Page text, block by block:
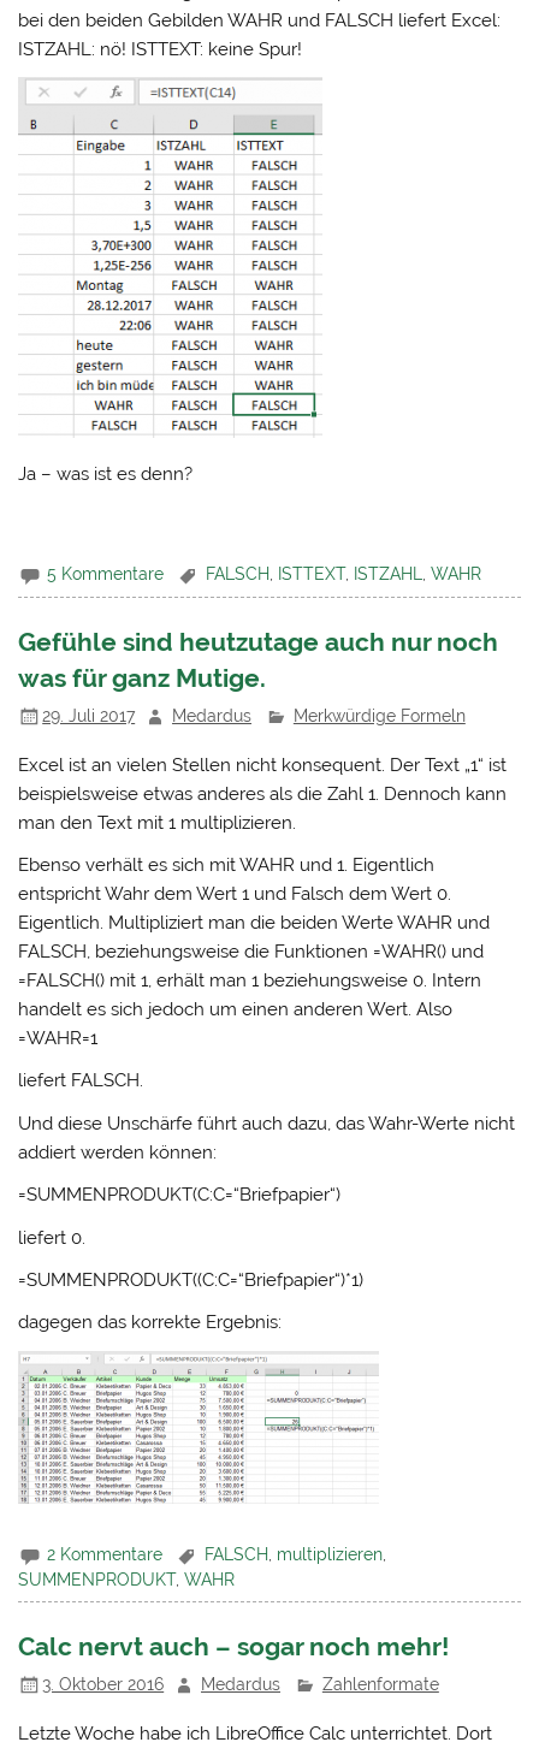
bei den beiden Gebilden WAHR und FALSCH liefert Excel:
ISTZAHL: nö! ISTTEXT: keine Spur!
Ja – was ist es denn?
5 Kommentare FALSCH ISTTEXT, ISTZAHL ,WAHR
Gefühle sind heutzutage auch nur noch
was für ganz Mutige.
29. Juli 2017 Medardus Merkwürdige Formeln
Excel ist an vielen Stellen nicht konsequent. Der Text „1“ ist
beispielsweise etwas anderes als die Zahl 1. Dennoch kann
man den Text mit 1 multiplizieren.
Ebenso verhält es sich mit WAHR und 1. Eigentlich
entspricht Wahr dem Wert 1 und Falsch dem Wert 0.
Eigentlich. Multipliziert man die beiden Werte WAHR und
FALSCH, beziehungsweise die Funktionen =WAHR() und
=FALSCH() mit 1, erhält man 1 beziehungsweise 0. Intern
handelt es sich jedoch um einen anderen Wert. Also
=WAHR=1
liefert FALSCH.
Und diese Unschärfe führt auch dazu, das Wahr-Werte nicht
addiert werden können:
=SUMMENPRODUKT(C:C=“Briefpapier“)
liefert 0.
=SUMMENPRODUKT((C:C=“Briefpapier“)*1)
dagegen das korrekte Ergebnis:
2 Kommentare FALSCH multiplizieren
SUMMENPRODUKT,WAHR
Calc nervt auch – sogar noch mehr!
3. Oktober 2016 Medardus Zahlenformate
Letzte Woche habe ich LibreOffice Calc unterrichtet. Dort